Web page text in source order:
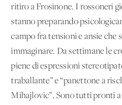
ritiro a Frosinone. I rossoneri
stanno preparando
campo fra tensioni e ansie che
immaginare. Da settimane le
piene di espressioni
traballante” e “panettone a
Mihajlovic”. Sono tutti pronti